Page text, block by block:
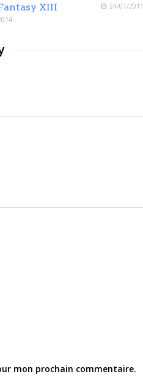
XIII
24/01/2011
mon prochain commentaire.